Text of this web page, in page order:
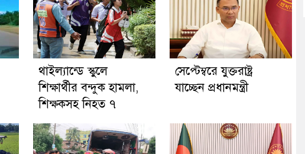
থাইল্যান্ডে স্কুলে
শিক্ষার্থীর বন্দুক হামলা,
শিক্ষকসহ নিহত ৭
সেপ্টেম্বরে যুক্তরাষ্ট্র
যাচ্ছেন প্রধানমন্ত্রী